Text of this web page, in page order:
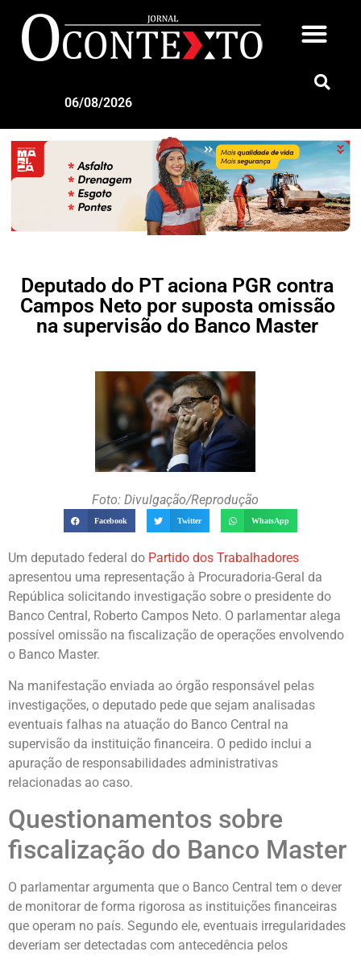
06/08/2026
Deputado do PT aciona PGR contra
Campos Neto por suposta omissão
na supervisão do Banco Master
Foto: Divulgação/Reprodução
Facebook Twitter WhatsApp
Um deputado federal do Partido dos Trabalhadores
apresentou uma representação à Procuradoria-Geral da
República solicitando investigação sobre o presidente do
Banco Central, Roberto Campos Neto. O parlamentar alega
possível omissão na fiscalização de operações envolvendo
o Banco Master.
Na manifestação enviada ao órgão responsável pelas
investigações, o deputado pede que sejam analisadas
eventuais falhas na atuação do Banco Central na
supervisão da instituição financeira. O pedido inclui a
apuração de responsabilidades administrativas
relacionadas ao caso.
Questionamentos sobre
fiscalização do Banco Master
O parlamentar argumenta que o Banco Central tem o dever
de monitorar de forma rigorosa as instituições financeiras
que operam no país. Segundo ele, eventuais irregularidades
deveriam ser detectadas com antecedência pelos